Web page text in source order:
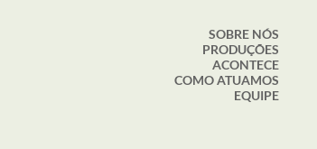
SOBRE NÓS
PRODUÇÕES
ACONTECE
COMO ATUAMOS
EQUIPE